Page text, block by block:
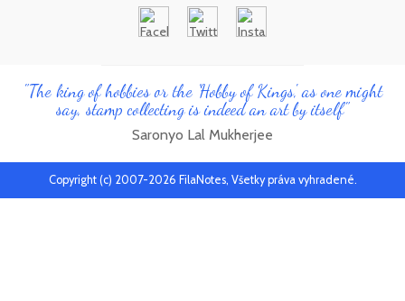
"The king of hobbies or the 'Hobby of Kings', as one might
say, stamp collecting is indeed an art by itself"
Saronyo Lal Mukherjee
Copyright (c) 2007-2026 FilaNotes, Všetky práva vyhradené.